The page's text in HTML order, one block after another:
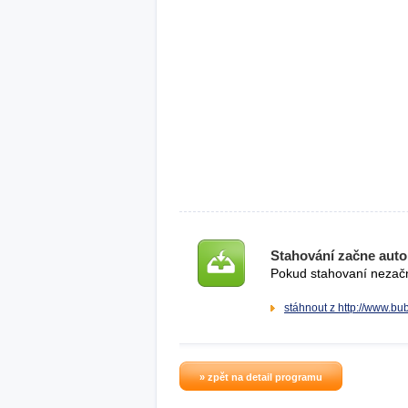
Stahování začne
Pokud stahovaní
stáhnout z http://
» zpět na detail programu